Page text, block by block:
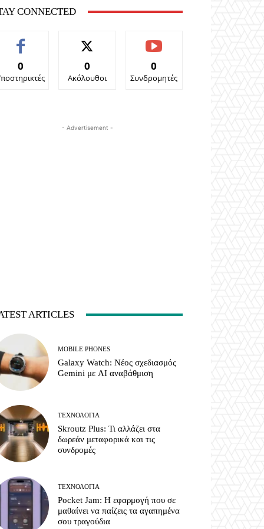
CONNECTED
0 0
Ακόλουθοι
0
Συνδρομητές
- Advertisement -
ARTICLES
MOBILE PHONES
Galaxy Watch: Νέος σχεδιασμός
Gemini με AI αναβάθμιση
ΤΕΧΝΟΛΟΓΊΑ
Skroutz Plus: Τι αλλάζει στα
δωρεάν μεταφορικά και τις
συνδρομές
ΤΕΧΝΟΛΟΓΊΑ
Pocket Jam: Η εφαρμογή που σε
μαθαίνει να παίζεις τα αγαπημένα
σου τραγούδια